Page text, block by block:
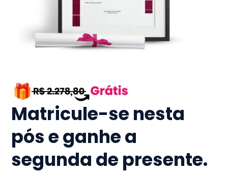
Matricule-se nesta
pós e ganhe a
segunda de presente.